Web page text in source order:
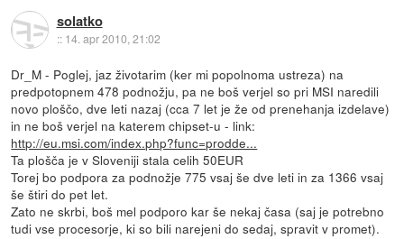
solatko
:: 14. apr 2010, 21:02
Dr_M - Poglej, jaz životarim (ker mi popolnoma ustreza) na
predpotopnem 478 podnožju, pa ne boš verjel so pri MSI naredili
novo ploščo, dve leti nazaj (cca 7 let je že od prenehanja izdelave)
in ne boš verjel na katerem chipset-u - link:
http://eu.msi.com/index.php?func=prodde...
Ta plošča je v Sloveniji stala celih 50EUR
Torej bo podpora za podnožje 775 vsaj še dve leti in za 1366 vsaj
še štiri do pet let.
Zato ne skrbi, boš mel podporo kar še nekaj časa (saj je potrebno
tudi vse procesorje, ki so bili narejeni do sedaj, spravit v promet).